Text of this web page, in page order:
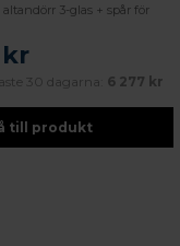
3-glas + spår för
kr
30 dagarna: 6 277 kr
till produkt